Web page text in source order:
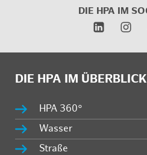
DIE HPA IM
DIE HPA IM ÜBERBLICK
HPA 360°
Wasser
Straße